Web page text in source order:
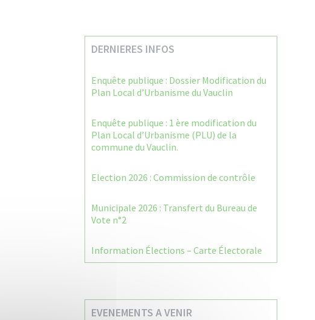
DERNIERES INFOS
Enquête publique : Dossier Modification du
Plan Local d’Urbanisme du Vauclin
Enquête publique : 1 ère modification du
Plan Local d’Urbanisme (PLU) de la
commune du Vauclin.
Election 2026 : Commission de contrôle
Municipale 2026 : Transfert du Bureau de
Vote n°2
Information Élections – Carte Électorale
EVENEMENTS A VENIR